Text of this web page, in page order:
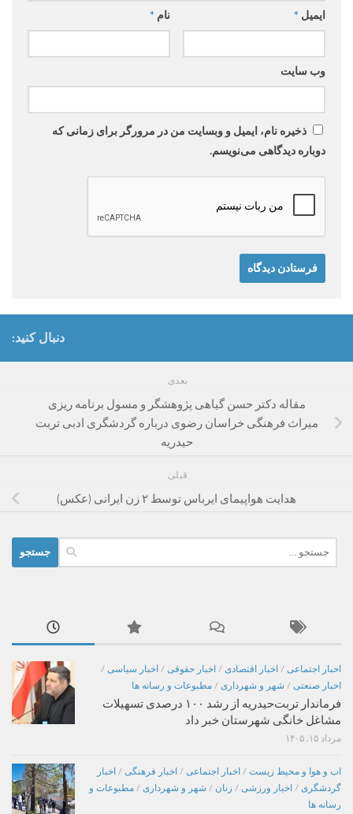
نام * ایمیل *
وب‌ سایت
ذخیره نام، ایمیل و وبسایت من در مرورگر برای زمانی که
دوباره دیدگاهی می‌نویسم.
دنبال کنید:
بعدی
مقاله دکتر حسن گیاهی پژوهشگر و مسول برنامه ریزی
میراث فرهنگی خراسان رضوی درباره گردشگری ادبی تربت
حیدریه
قبلی
هدایت هواپیمای ایرباس توسط ۲ زن ایرانی (عکس)
برای:
اخبار اجتماعی / اخبار اقتصادی / اخبار حقوقی / اخبار سیاسی /
اخبار صنعتی / شهر و شهرداری / مطبوعات و رسانه ها
فرماندار تربت‌حیدریه از رشد ۱۰۰ درصدی تسهیلات
مشاغل خانگی شهرستان خبر داد
مرداد ۱۵, ۱۴۰۵
اب و هوا و محیط زیست / اخبار اجتماعی / اخبار فرهنگی / اخبار
گردشگری / اخبار ورزشی / زنان / شهر و شهرداری / مطبوعات و
رسانه ها